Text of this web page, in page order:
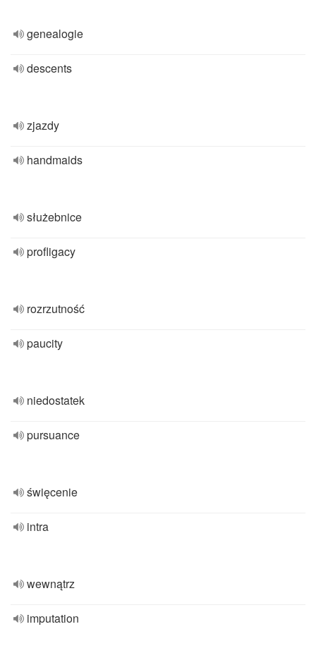
genealogie
descents
zjazdy
handmaids
służebnice
profligacy
rozrzutność
paucity
niedostatek
pursuance
święcenie
intra
wewnątrz
imputation